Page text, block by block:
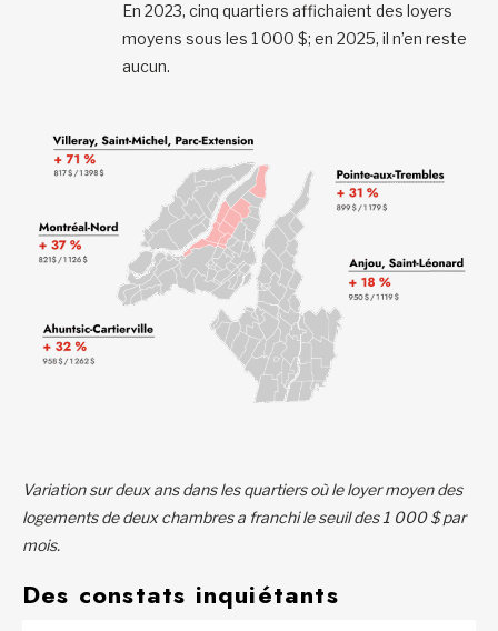
En 2023, cinq quartiers affichaient des loyers
moyens sous les 1 000 $; en 2025, il n’en reste
aucun.
Variation sur deux ans dans les quartiers où le loyer moyen des
logements de deux chambres a franchi le seuil des 1 000 $ par
mois.
Des constats inquiétants